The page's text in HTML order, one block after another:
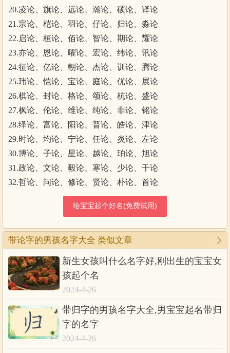
20.凌论、旗论、远论、瀚论、硕论、译论
21.宗论、桤论、羽论、仔论、归论、淼论
22.启论、桓论、佰论、智论、期论、耀论
23.亦论、恩论、曜论、宏论、纬论、讯论
24.征论、亿论、朝论、杰论、训论、腾论
25.玮论、恺论、宝论、庭论、优论、展论
26.棋论、封论、格论、颂论、杭论、盛论
27.枫论、伦论、维论、纯论、非论、铭论
28.绎论、富论、阳论、普论、皓论、津论
29.时论、均论、宁论、任论、炎论、左论
30.博论、子论、星论、越论、珀论、旭论
31.政论、文论、毅论、寒论、少论、千论
32.哲论、问论、修论、贤论、朴论、首论
带论字的男孩名字大全 类似文章
新生女孩叫什么名字好,刚出生的宝宝女
孩起个名
2024-4-26
带归字的男孩名字大全,男宝宝起名带归
字的名字
2024-4-26